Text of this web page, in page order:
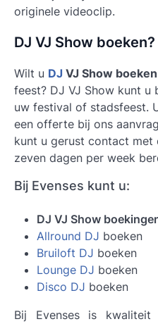
originele videoclip.
DJ VJ Show boeken?
Wilt u DJ VJ Show boeken
feest? DJ VJ Show kunt u
uw festival of stadsfeest.
een offerte bij ons
kunt u gerust contact met
zeven dagen per week
Bij Evenses kunt u:
DJ VJ Show
Allround DJ boeken
Bruiloft DJ boeken
Lounge DJ boeken
Disco DJ boeken
Bij Evenses is kwaliteit